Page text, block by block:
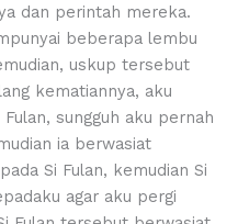
dan perintah mereka.
beberapa lembu
uskup tersebut
kematiannya, aku
sungguh aku pernah
ia berwasiat
Si Fulan, kemudian Si
agar aku pergi